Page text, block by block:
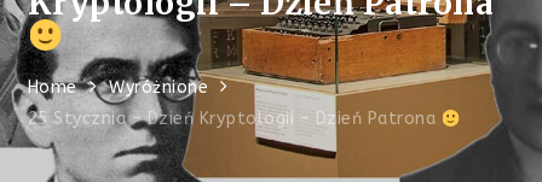
Home
Wyróżnione
25 Stycznia – Dzień Kryptologii – Dzień Patrona